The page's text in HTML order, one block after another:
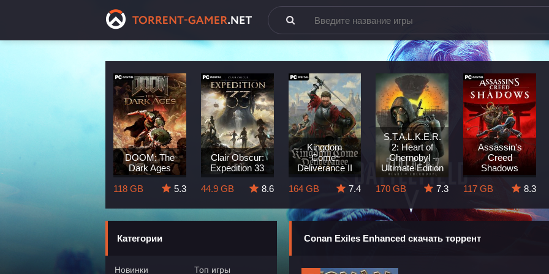
DOOM: The
Dark Ages
118 GB
5.3
Clair Obscur:
Expedition 33
44.9 GB
8.6
Kingdom
Come:
Deliverance II
164 GB
7.4
S.T.A.L.K.E.R.
2: Heart of
Chernobyl -
Ultimate Edition
170 GB
7.3
Assassin's
Creed
Shadows
117 GB
8.3
Категории
Новинки
Топ игры
Conan Exiles Enhanced скачать торрент